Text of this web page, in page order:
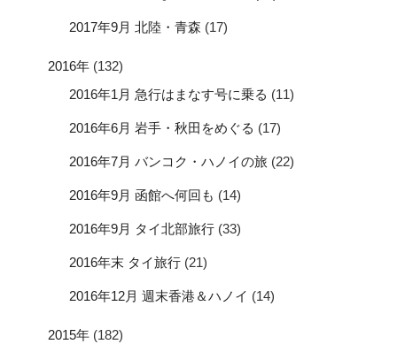
2017年9月 北陸・青森 (17)
2016年 (132)
2016年1月 急行はまなす号に乗る (11)
2016年6月 岩手・秋田をめぐる (17)
2016年7月 バンコク・ハノイの旅 (22)
2016年9月 函館へ何回も (14)
2016年9月 タイ北部旅行 (33)
2016年末 タイ旅行 (21)
2016年12月 週末香港＆ハノイ (14)
2015年 (182)